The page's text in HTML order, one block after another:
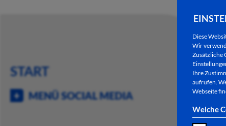
Diese
Wir
Zusätzliche
Ihre
aufrufen.
Webseite
Welche
START
MENÜ SOCIAL MEDIA